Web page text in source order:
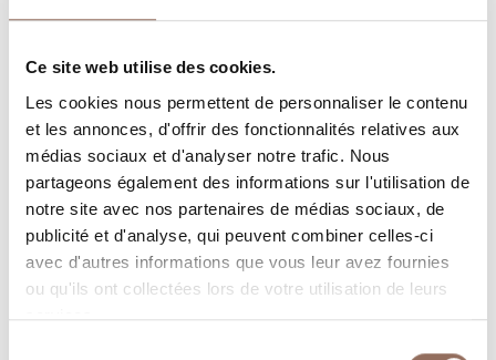
Ce site web utilise des cookies.
Les cookies nous permettent de personnaliser le contenu
et les annonces, d'offrir des fonctionnalités relatives aux
médias sociaux et d'analyser notre trafic. Nous
partageons également des informations sur l'utilisation de
notre site avec nos partenaires de médias sociaux, de
publicité et d'analyse, qui peuvent combiner celles-ci
avec d'autres informations que vous leur avez fournies
ou qu'ils ont collectées lors de votre utilisation de leurs
services.
Nombre de salles de bains:9
Beds number:24